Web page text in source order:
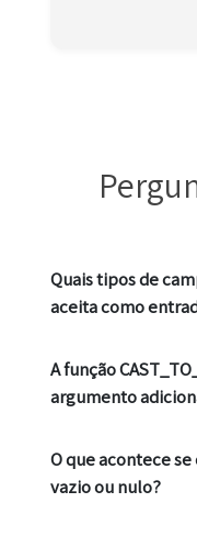
Quais tipos de
aceita como
A função
argumento
O que acontece
vazio ou nulo?